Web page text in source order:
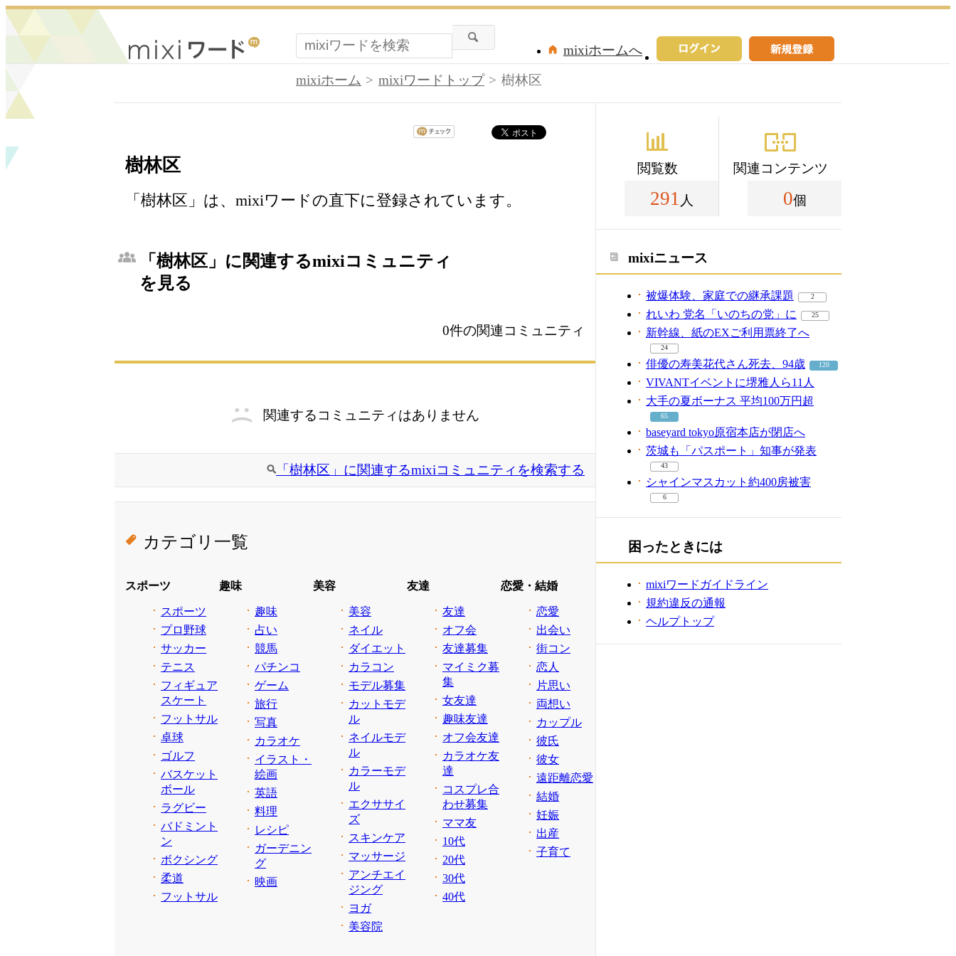
mixiホームへ
mixiホーム
mixiワードトップ 樹林区
樹林区
「樹林区」は、mixiワードの直下に登録されています。
「樹林区」に関連するmixiコミュニティ
を見る
0件の関連コミュニティ
関連するコミュニティはありません
「樹林区」に関連するmixiコミュニティを検索する
カテゴリ一覧
スポーツ
スポーツ
プロ野球
サッカー
テニス
フィギュア
スケート
フットサル
卓球
ゴルフ
バスケット
ボール
ラグビー
バドミント
ン
ボクシング
柔道
フットサル
趣味
趣味
占い
競馬
パチンコ
ゲーム
旅行
写真
カラオケ
イラスト・
絵画
英語
料理
レシピ
ガーデニン
グ
映画
美容
美容
ネイル
ダイエット
カラコン
モデル募集
カットモデ
ル
ネイルモデ
ル
カラーモデ
ル
エクササイ
ズ
スキンケア
マッサージ
アンチエイ
ジング
ヨガ
美容院
友達
友達
オフ会
友達募集
マイミク募
集
女友達
趣味友達
オフ会友達
カラオケ友
達
コスプレ合
わせ募集
ママ友
10代
20代
30代
40代
恋愛・結婚
恋愛
出会い
街コン
恋人
片思い
両想い
カップル
彼氏
彼女
遠距離恋愛
結婚
妊娠
出産
子育て
閲覧数
291 人
関連コンテンツ
0個
mixiニュース
被爆体験、家庭での継承課題 2
れいわ 党名「いのちの党」に 25
新幹線、紙のEXご利用票終了へ
24
俳優の寿美花代さん死去、94歳 120
VIVANTイベントに堺雅人ら11人
大手の夏ボーナス 平均100万円超
65
baseyard tokyo原宿本店が閉店へ
茨城も「パスポート」知事が発表
43
シャインマスカット約400房被害
6
困ったときには
mixiワードガイドライン
規約違反の通報
ヘルプトップ